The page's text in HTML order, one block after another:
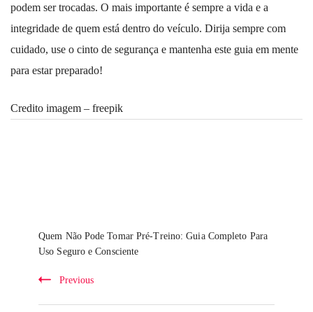
podem ser trocadas. O mais importante é sempre a vida e a
integridade de quem está dentro do veículo. Dirija sempre com
cuidado, use o cinto de segurança e mantenha este guia em mente
para estar preparado!
Credito imagem – freepik
Navigation
Quem Não Pode Tomar Pré-Treino: Guia Completo Para
Uso Seguro e Consciente
Previous